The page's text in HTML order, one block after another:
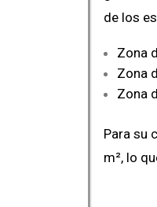
de los
Zona
Zona
Zona
Para su
m², lo